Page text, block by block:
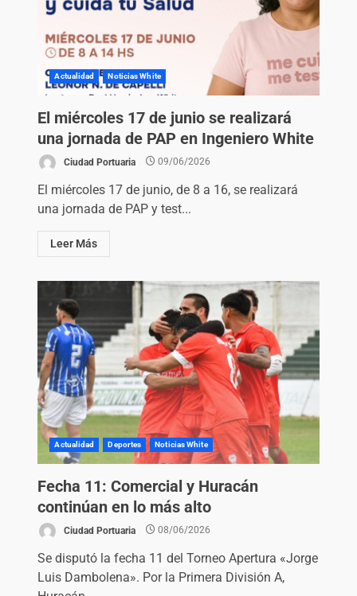
Actualidad Noticias White
El miércoles 17 de junio se realizará
una jornada de PAP en Ingeniero White
Ciudad Portuaria 09/06/2026
El miércoles 17 de junio, de 8 a 16, se realizará
una jornada de PAP y test...
Leer Más
Actualidad Deportes Noticias White
Fecha 11: Comercial y Huracán
continúan en lo más alto
Ciudad Portuaria 08/06/2026
Se disputó la fecha 11 del Torneo Apertura «Jorge
Luis Dambolena». Por la Primera División A,